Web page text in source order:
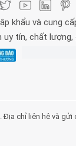
khẩu và cung
uy tín, chất
Địa chỉ liên hệ và